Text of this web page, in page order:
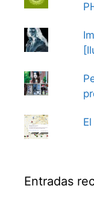
Entradas